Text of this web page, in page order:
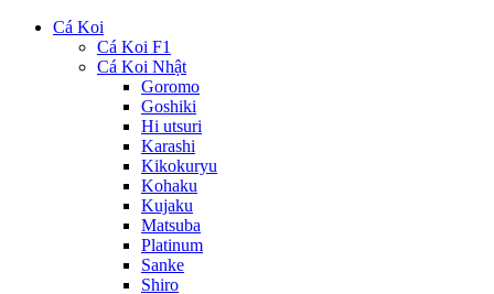
Cá Koi
Cá Koi F1
Cá Koi Nhật
Goromo
Goshiki
Hi utsuri
Karashi
Kikokuryu
Kohaku
Kujaku
Matsuba
Platinum
Sanke
Shiro